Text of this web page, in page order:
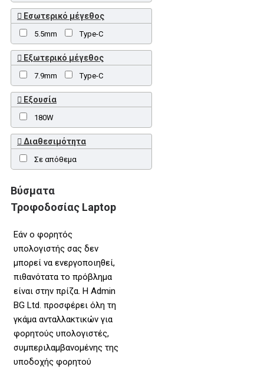
Εσωτερικό μέγεθος
5.5mm Type-C
Εξωτερικό μέγεθος
7.9mm Type-C
Εξουσία
180W
Διαθεσιμότητα
Σε απόθεμα
Βύσματα
Τροφοδοσίας Laptop
Εάν ο φορητός
υπολογιστής σας δεν
μπορεί να ενεργοποιηθεί,
πιθανότατα το πρόβλημα
είναι στην πρίζα. Η Admin
BG Ltd. προσφέρει όλη τη
γκάμα ανταλλακτικών για
φορητούς υπολογιστές,
συμπεριλαμβανομένης της
υποδοχής φορητού